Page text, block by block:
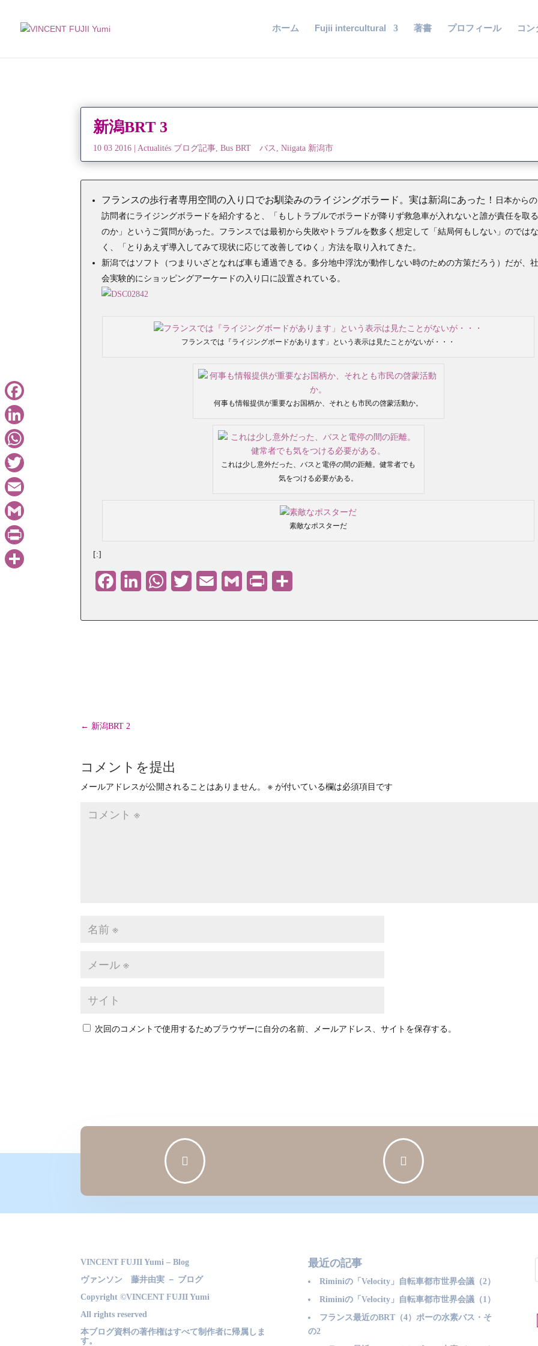
ホーム Fujii intercultural 著書 プロフィール コン
新潟BRT 3
10 03 2016 |Actualités ブログ記事,Bus BRT バス ,Niigata 新潟市
フランスの歩行者専用空間の入り口でお馴染みのライジングボラード。実は新潟にあった！
日本からの
訪問者にライジングボラードを紹介すると、「もしトラブルでボラードが降りず救急車が入れないと誰が責任を取る
のか」というご質問があった。フランスでは最初から失敗やトラブルを数多く想定して「結局何もしない」のではな
く、「とりあえず導入してみて現状に応じて改善してゆく」方法を取り入れてきた。
新潟ではソフト（つまりいざとなれば車も通過できる。多分地中浮沈が動作しない時のための方策だろう）だが、社
会実験的にショッピングアーケードの入り口に設置されている。
フランスでは『ライジングボードがあります」という表示は見たことがないが・・・
何事も情報提供が重要なお国柄か、それとも市民の啓蒙活動か。
これは少し意外だった、バスと電停の間の距離。健常者でも
気をつける必要がある。
素敵なポスターだ
[:]
FacebookLinkedInWhatsApp
Twitter Email Gmail PrintFriendly
← 新潟BRT 2
コメントを提出
メールアドレスが公開されることはありません。 ※ が付いている欄は必須項目です
次回のコメントで使用するためブラウザーに自分の名前、メールアドレス、サイトを保存する。
 
VINCENT FUJII Yumi – Blog
ヴァンソン 藤井由実 － ブログ
Copyright ©VINCENT FUJII Yumi
All rights reserved
本ブログ資料の著作権はすべて制作者に帰属しま
す。
最近の記事
Riminiの「Velocity」自転車都市世界会議（2）
Riminiの「Velocity」自転車都市世界会議（1）
フランス最近のBRT（4）ポーの水素バス・そ
の2
Facebook
LinkedIn
WhatsApp
Twitter
Email
Gmail
PrintFriendly